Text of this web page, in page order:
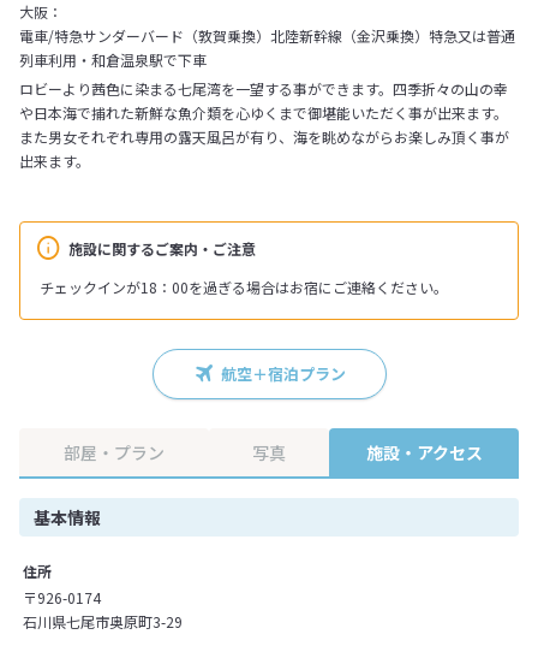
大阪：
電車/特急サンダーバード（敦賀乗換）北陸新幹線（金沢乗換）特急又は普通
列車利用・和倉温泉駅で下車
施設に関するご案内・ご注意
チェックインが18：00を過ぎる場合はお宿にご連絡ください。
ロビーより茜色に染まる七尾湾を一望する事ができます。四季折々の山の幸
や日本海で捕れた新鮮な魚介類を心ゆくまで御堪能いただく事が出来ます。
また男女それぞれ専用の露天風呂が有り、海を眺めながらお楽しみ頂く事が
出来ます。
航空＋宿泊プラン
部屋・プラン 写真 施設・アクセス
基本情報
住所
〒926-0174
石川県七尾市奥原町3-29